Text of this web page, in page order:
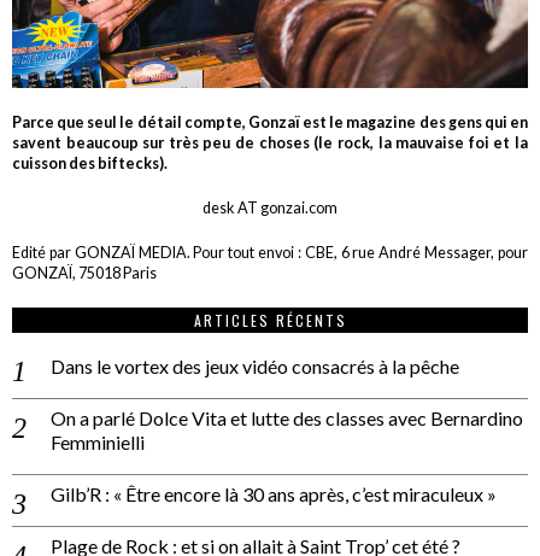
Parce que seul le détail compte, Gonzaï est le magazine des gens qui en
savent beaucoup sur très peu de choses (le rock, la mauvaise foi et la
cuisson des biftecks).
desk AT gonzai.com
Edité par GONZAÏ MEDIA. Pour tout envoi : CBE, 6 rue André Messager, pour
GONZAÏ, 75018 Paris
ARTICLES RÉCENTS
Dans le vortex des jeux vidéo consacrés à la pêche
On a parlé Dolce Vita et lutte des classes avec Bernardino
Femminielli
Gilb’R : « Être encore là 30 ans après, c’est miraculeux »
Plage de Rock : et si on allait à Saint Trop’ cet été ?